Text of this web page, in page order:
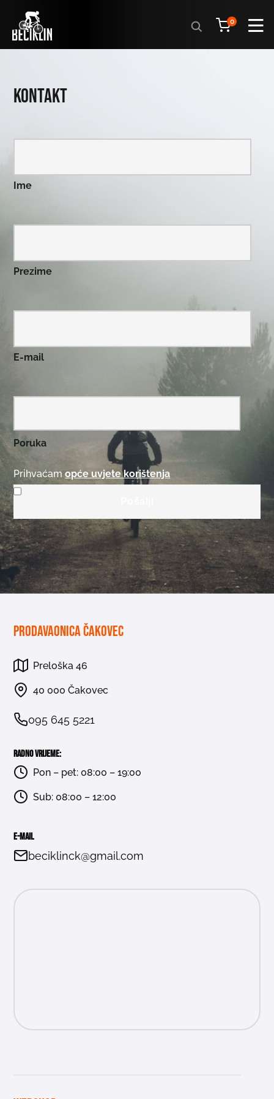
Products
search
0
Kontakt
Ime
Prezime
E-mail
Poruka
Prihvaćam opće uvjete korištenja
Prodavaonica Čakovec
Preloška 46
40 000 Čakovec
095 645 5221
Radno vrijeme:
Pon – pet: 08:00 – 19:00
Sub: 08:00 – 12:00
E-mail
beciklinck@gmail.com